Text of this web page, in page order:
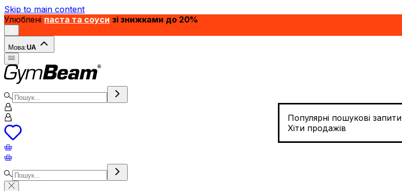
Skip to main content
Улюблені паста та соуси зі знижками до 20%
Мова:UA
Популярні пошукові запити
Хіти продажів